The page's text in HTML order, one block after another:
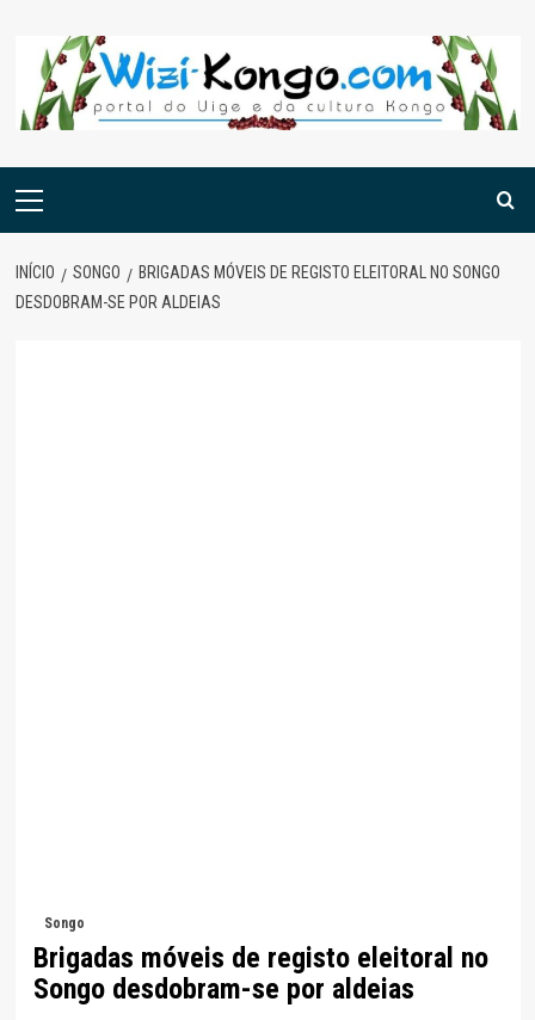
content
Menu
INÍCIO SONGO
BRIGADAS MÓVEIS DE REGISTO ELEITORAL NO SONGO
DESDOBRAM-SE POR ALDEIAS
Songo
Brigadas móveis de registo eleitoral no
Songo desdobram-se por aldeias